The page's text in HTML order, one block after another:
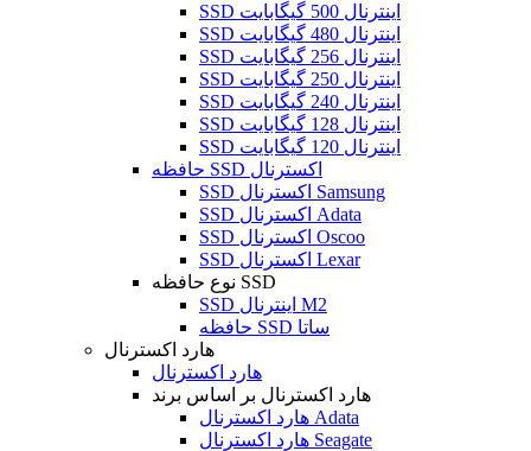
SSD اینترنال 500 گیگابایت
SSD اینترنال 480 گیگابایت
SSD اینترنال 256 گیگابایت
SSD اینترنال 250 گیگابایت
SSD اینترنال 240 گیگابایت
SSD اینترنال 128 گیگابایت
SSD اینترنال 120 گیگابایت
حافظه SSD اکسترنال
SSD اکسترنال Samsung
SSD اکسترنال Adata
SSD اکسترنال Oscoo
SSD اکسترنال Lexar
نوع حافظه SSD
SSD اینترنال M2
حافظه SSD ساتا
هارد اکسترنال
هارد اکسترنال
هارد اکسترنال بر اساس برند
هارد اکسترنال Adata
هارد اکسترنال Seagate